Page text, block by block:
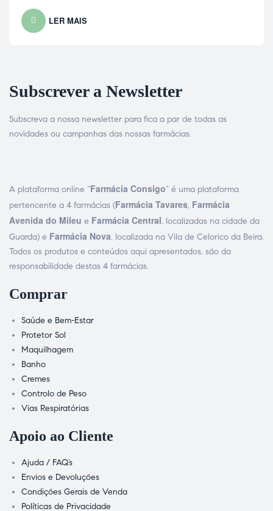
LER MAIS
Subscrever a Newsletter
Subscreva a nossa newsletter para fica a par de todas as
novidades ou campanhas das nossas farmácias.
A plataforma online “Farmácia Consigo” é uma plataforma
pertencente a 4 farmácias (Farmácia Tavares, Farmácia
Avenida do Mileu e Farmácia Central, localizadas na cidade da
Guarda) e Farmácia Nova, localizada na Vila de Celorico da Beira.
Todos os produtos e conteúdos aqui apresentados, são da
responsabilidade destas 4 farmácias.
Comprar
Saúde e Bem-Estar
Protetor Sol
Maquilhagem
Banho
Cremes
Controlo de Peso
Vias Respiratórias
Apoio ao Cliente
Ajuda / FAQ’s
Envios e Devoluções
Condições Gerais de Venda
Políticas de Privacidade